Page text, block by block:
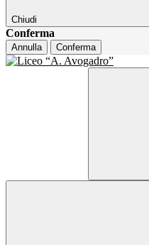
Chiudi
Conferma
Annulla Conferma